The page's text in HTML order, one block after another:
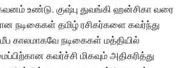
உண்டு. குஷ்பு துவங்கி ஹன்சிகா வரை
நடிகைகள் தமிழ் ரசிகர்களை கவர்ந்து
காலமாகவே நடிகைகள் மத்தியில்
கவர்ச்சி மிகவும் அதிகரித்து